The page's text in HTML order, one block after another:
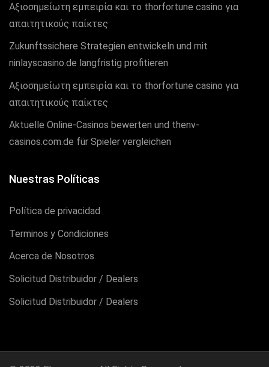
Αξιοσημείωτη εμπειρία και το thorfortune casino για
απαιτητικούς παίκτες
Zukunftssichere Strategien entwickeln und mit
ninlayscasino.de langfristig profitieren
Αξιοσημείωτη εμπειρία και το thorfortune casino για
απαιτητικούς παίκτες
Aktuelle Online-Casinos bewerten und thenv-
casinos.com.de für Spieler vergleichen
Nuestras Políticas
Política de privacidad
Terminos y Condiciones
Acerca de Nosotros
Solicitud Distribuidor / Dealers
Solicitud Distribuidor / Dealers